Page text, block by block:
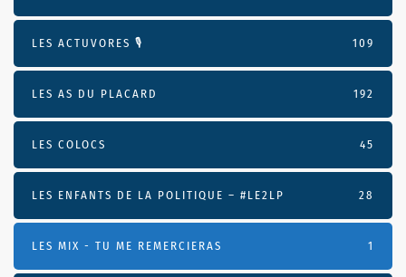
LES ACTUVORES 🎙 109
LES AS DU PLACARD 192
LES COLOCS 45
LES ENFANTS DE LA POLITIQUE – #LE2LP 28
LES MIX - TU ME REMERCIERAS 1